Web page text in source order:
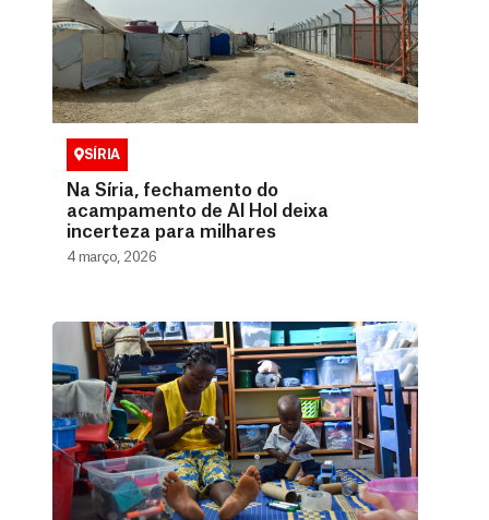
SÍRIA
Na Síria, fechamento do
acampamento de Al Hol deixa
incerteza para milhares
4 março, 2026